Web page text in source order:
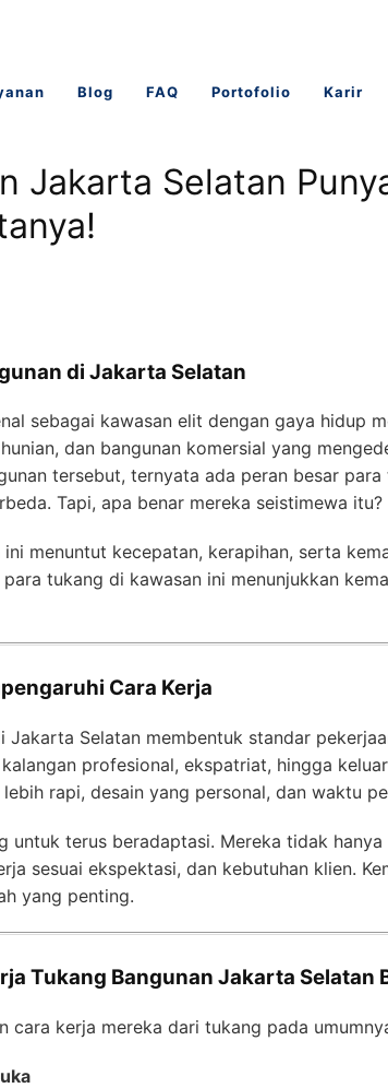
Blog FAQ Portofolio Karir
Jakarta Selatan
di Jakarta Selatan
sebagai kawasan elit dengan gaya hidup
dan bangunan komersial yang
tersebut, ternyata ada peran besar
Tapi, apa benar mereka seistimewa
menuntut kecepatan, kerapihan, serta
tukang di kawasan ini menunjukkan
Cara Kerja
Jakarta Selatan membentuk standar
profesional, ekspatriat, hingga
rapi, desain yang personal, dan waktu
untuk terus beradaptasi. Mereka tidak
sesuai ekspektasi, dan kebutuhan klien.
yang penting.
Tukang Bangunan Jakarta Selatan
cara kerja mereka dari tukang pada